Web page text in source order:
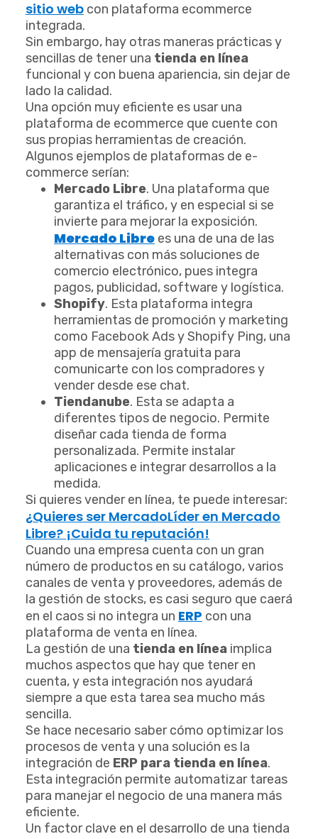
sitio web con plataforma ecommerce
integrada.
Sin embargo, hay otras maneras prácticas y
sencillas de tener una tienda en línea
funcional y con buena apariencia, sin dejar de
lado la calidad.
Una opción muy eficiente es usar una
plataforma de ecommerce que cuente con
sus propias herramientas de creación.
Algunos ejemplos de plataformas de e-
commerce serían:
Mercado Libre. Una plataforma que
garantiza el tráfico, y en especial si se
invierte para mejorar la exposición.
Mercado Libre es una de una de las
alternativas con más soluciones de
comercio electrónico, pues integra
pagos, publicidad, software y logística.
Shopify. Esta plataforma integra
herramientas de promoción y marketing
como Facebook Ads y Shopify Ping, una
app de mensajería gratuita para
comunicarte con los compradores y
vender desde ese chat.
Tiendanube. Esta se adapta a
diferentes tipos de negocio. Permite
diseñar cada tienda de forma
personalizada. Permite instalar
aplicaciones e integrar desarrollos a la
medida.
Si quieres vender en línea, te puede interesar:
¿Quieres ser MercadoLíder en Mercado
Libre? ¡Cuida tu reputación!
Cuando una empresa cuenta con un gran
número de productos en su catálogo, varios
canales de venta y proveedores, además de
la gestión de stocks, es casi seguro que caerá
en el caos si no integra un ERP con una
plataforma de venta en línea.
La gestión de una tienda en línea implica
muchos aspectos que hay que tener en
cuenta, y esta integración nos ayudará
siempre a que esta tarea sea mucho más
sencilla.
Se hace necesario saber cómo optimizar los
procesos de venta y una solución es la
integración de ERP para tienda en línea.
Esta integración permite automatizar tareas
para manejar el negocio de una manera más
eficiente.
Un factor clave en el desarrollo de una tienda